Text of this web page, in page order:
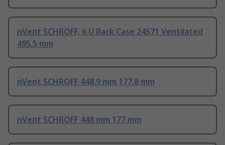
nVent SCHROFF, 6 U Rack Case 24571 Ventilated
495.5 mm
nVent SCHROFF 448.9 mm 177.8 mm
nVent SCHROFF 448 mm 177 mm